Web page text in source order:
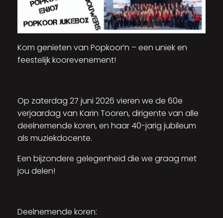
Kom genieten van Popkoor’n – een uniek en
feestelijk koorevenement!
Op zaterdag 27 juni 2026 vieren we de 60e
verjaardag van Karin Tooren, dirigente van alle
deelnemende koren, en haar 40-jarig jubileum
als muziekdocente.
Een bijzondere gelegenheid die we graag met
jou delen!
Deelnemende koren: